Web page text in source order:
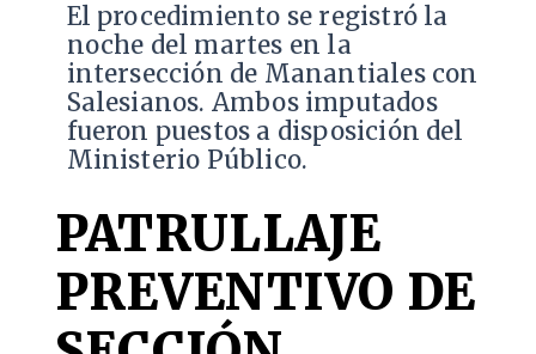
​El procedimiento se registró la
noche del martes en la
intersección de Manantiales con
Salesianos. Ambos imputados
fueron puestos a disposición del
Ministerio Público.
PATRULLAJE
PREVENTIVO DE